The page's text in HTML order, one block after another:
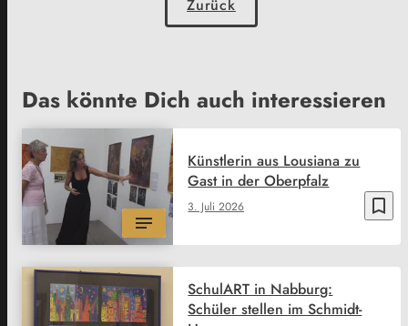
Zurück
Das könnte Dich auch interessieren
bookmark_border
3. Juli 2026
Künstlerin aus Lousiana zu
Gast in der Oberpfalz
SchulART in Nabburg:
Schüler stellen im Schmidt-